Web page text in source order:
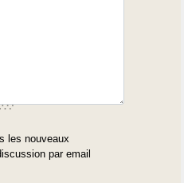
les nouveaux
par email